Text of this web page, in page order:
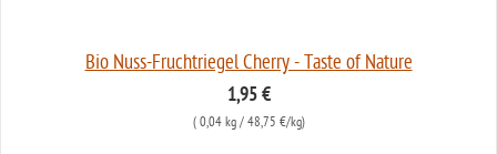
Bio Nuss-Fruchtriegel Cherry - Taste of Nature
1,95 €
( 0,04 kg/ 48,75 €/kg)